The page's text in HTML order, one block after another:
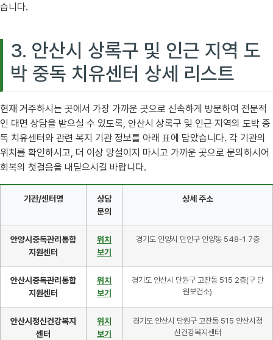
습니다.
3. 안산시 상록구 및 인근 지역 도
박 중독 치유센터 상세 리스트
현재 거주하시는 곳에서 가장 가까운 곳으로 신속하게 방문하여 전문적
인 대면 상담을 받으실 수 있도록, 안산시 상록구 및 인근 지역의 도박 중
독 치유센터와 관련 복지 기관 정보를 아래 표에 담았습니다. 각 기관의
위치를 확인하시고, 더 이상 망설이지 마시고 가까운 곳으로 문의하시어
회복의 첫걸음을 내딛으시길 바랍니다.
기관/센터명
상담
문의
상세 주소
안양시중독관리통합
지원센터
위치
보기
경기도 안양시 만안구 안양동 548-1 7층
안산시중독관리통합
지원센터
위치
보기
경기도 안산시 단원구 고잔동 515 2층(구 단
원보건소)
안산시정신건강복지
센터
위치
보기
경기도 안산시 단원구 고잔동 515 안산시정
신건강복지센터